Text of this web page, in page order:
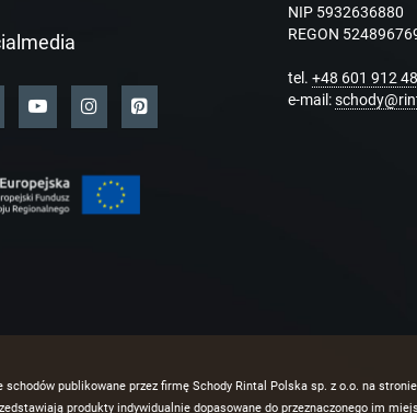
NIP 5932636880
REGON
tel. +48 601 912
e-mail:
publikowane przez firmę Schody Rintal Polska sp. z o.o. na stronie
produkty indywidualnie dopasowane do przeznaczonego im